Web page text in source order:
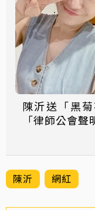
陳沂送「黑
「律師公會
陳沂 網紅